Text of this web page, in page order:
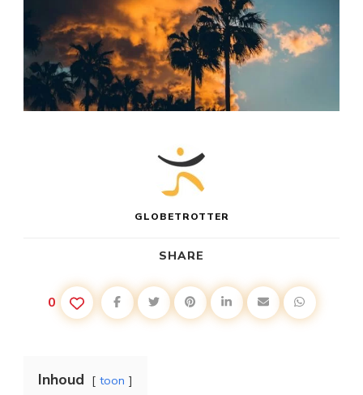
GLOBETROTTER
SHARE
0
Inhoud toon